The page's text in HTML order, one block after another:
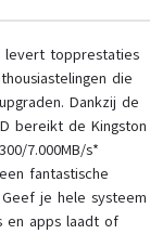
levert topprestaties
die
Dankzij de
bereikt de Kingston
7.000MB/s*
fantastische
je hele systeem
en apps laadt of